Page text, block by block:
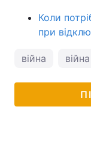
Коли
при
війна